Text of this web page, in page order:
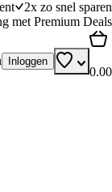
2x zo snel sparen
met Premium Deals
Inloggen
0.00